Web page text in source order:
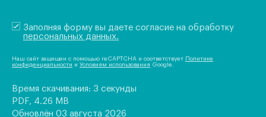
Заполняя форму вы даете согласие на обработку
персональных данных.
Наш сайт защищен с помощью reCAPTCHA и соответствует Политике
конфиденциальности и Условиям использования Google.
Время скачивания: 3 секунды
PDF, 4.26 MB
Обновлён 03 августа 2026